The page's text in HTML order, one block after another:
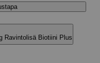
Ravintolisä Biotiini Plus